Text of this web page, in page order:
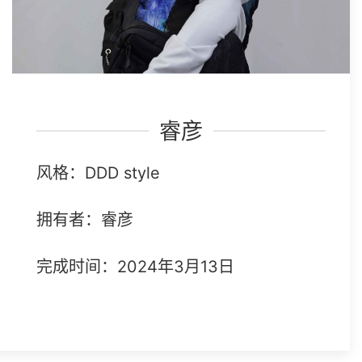
睿彦
风格：DDD style
拥有者：睿彦
完成时间：2024年3月13日